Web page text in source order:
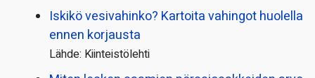
Iskikö vesivahinko? Kartoita vahingot huolella
ennen korjausta
Lähde: Kiinteistölehti